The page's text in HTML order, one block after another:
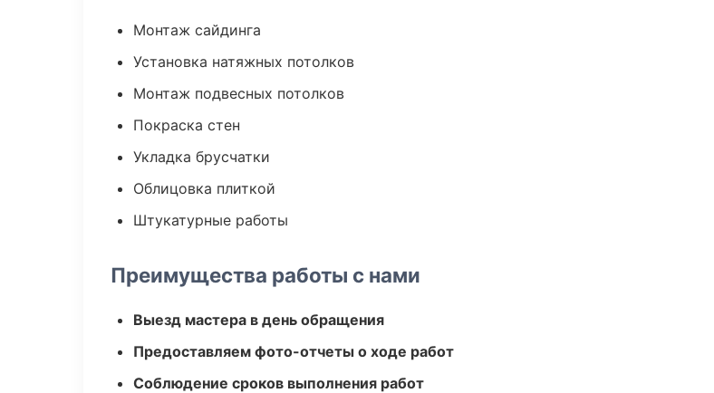
Монтаж сайдинга
Установка натяжных потолков
Монтаж подвесных потолков
Покраска стен
Укладка брусчатки
Облицовка плиткой
Штукатурные работы
Преимущества работы с нами
Выезд мастера в день обращения
Предоставляем фото-отчеты о ходе работ
Соблюдение сроков выполнения работ